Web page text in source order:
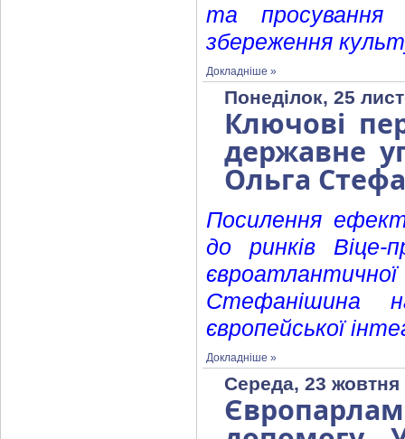
та
збереження
Докладніше »
Понеділок, 25
Ключові
державне
Ольга
Посилення
до ринків Віце-
євроатлантичної
Стефанішина
європейської
Докладніше »
Середа, 23 жовтня